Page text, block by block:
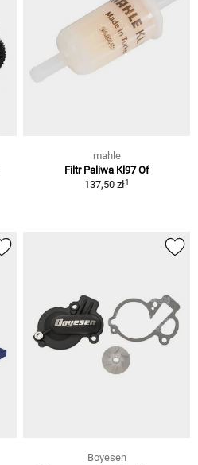
mahle
Filtr Paliwa Kl97 Of
137,50 zł1
Boyesen